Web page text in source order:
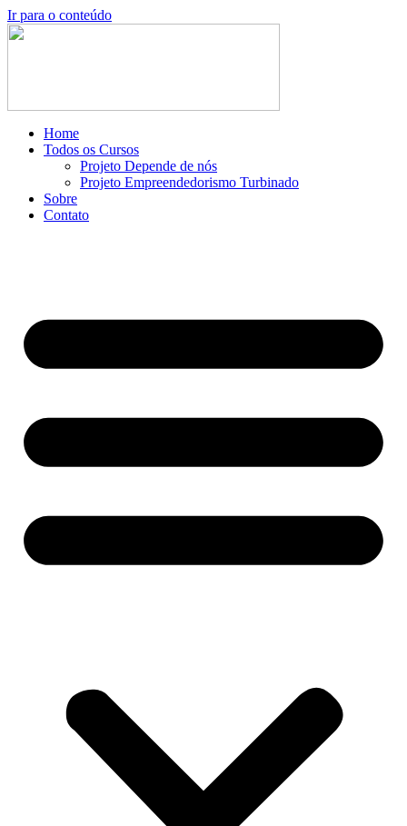
Ir para o conteúdo
Home
Todos os Cursos
Projeto Depende de nós
Projeto Empreendedorismo Turbinado
Sobre
Contato